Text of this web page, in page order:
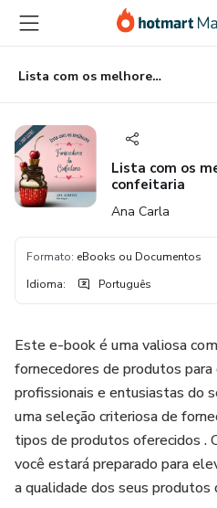
para
conteúdo
principal
para
pagamento
para
rodapé
Lista com os melhores fornecedores para confeitaria
Lista com os
confeitaria
Ana Carla
Formato: eBooks ou Documentos
Idioma: Português
Este e-book é uma valiosa
fornecedores de produtos para
profissionais e entusiastas do
uma seleção criteriosa de
tipos de produtos oferecidos .
você estará preparado para
a qualidade dos seus produtos